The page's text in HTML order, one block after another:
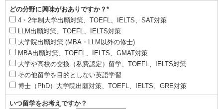
どの分野に興味がおありですか？*
4・2年制大学出願対策、TOEFL、IELTS、SAT対策
LLM出願対策、TOEFL、IELTS対策
大学院出願対策 (MBA・LLM以外の修士)
MBA出願対策、TOEFL、IELTS、GMAT対策
大学や高校の交換（私費認定）留学、TOEFL、IELTS対策
その他留学を目的としない英語学習
博士（PhD）大学院出願対策、TOEFL、IELTS、GRE対策
いつ留学をお考えですか？